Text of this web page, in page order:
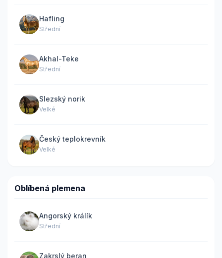
Hafling
Střední
Akhal-Teke
Střední
Slezský norik
Velké
Český teplokrevník
Velké
Oblíbená plemena
Angorský králík
Střední
Zakrslý beran